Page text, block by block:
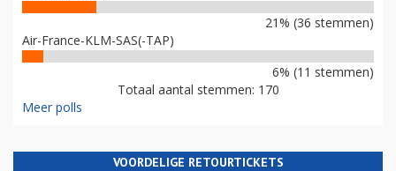
21% (36 stemmen)
Air-France-KLM-SAS(-TAP)
6% (11 stemmen)
Totaal aantal stemmen: 170
Meer polls
VOORDELIGE RETOURTICKETS